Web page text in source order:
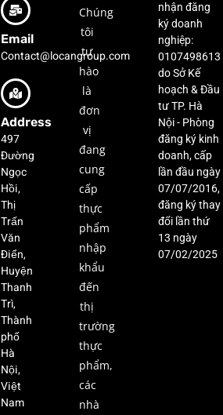
Email
Contact@locangroup.com
Address
497
Đường
Ngọc
Hồi,
Thị
Trấn
Văn
Điển,
Huyện
Thanh
Trì,
Thành
phố
Hà
Nội,
Việt
Nam
Chúng
tôi
tự
hào
là
đơn
vị
đang
cung
cấp
thực
phẩm
nhập
khẩu
đến
thị
trường
thực
phẩm,
các
nhà
nhận đăng
ký doanh
nghiệp:
0107498613
do Sở Kế
hoạch & Đầu
tư TP. Hà
Nội - Phòng
đăng ký kinh
doanh, cấp
lần đầu ngày
07/07/2016,
đăng ký thay
đổi lần thứ
13 ngày
07/02/2025